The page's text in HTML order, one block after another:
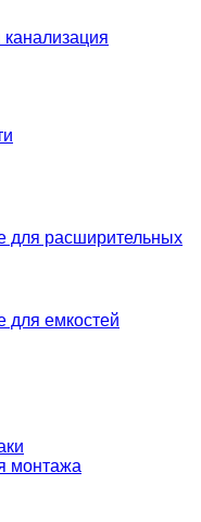
для расширительных
для емкостей
монтажа